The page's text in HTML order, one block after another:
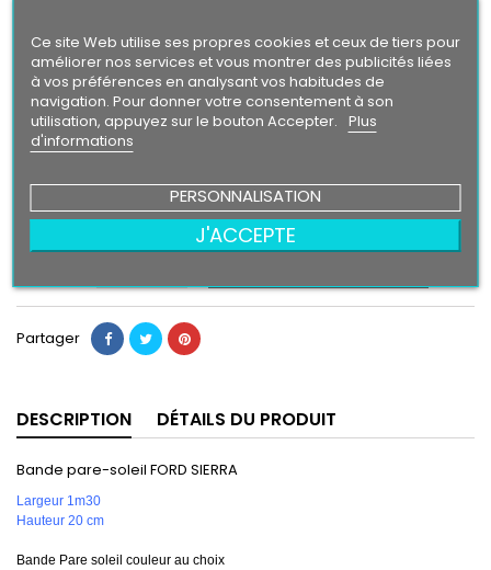
Texte/ Logo
Noir
Blanc RougeBleu Gris JauneVert Rose Gris
Argent
Bleu
Intense
OrangeViolet Gold
24,90 €
Partager
DESCRIPTION DÉTAILS DU PRODUIT
Bande pare-soleil FORD SIERRA
Largeur 1m30
Hauteur 20 cm
Bande Pare soleil couleur au choix
Ce site Web utilise ses propres cookies et ceux de tiers pour
améliorer nos services et vous montrer des publicités liées
à vos préférences en analysant vos habitudes de
navigation. Pour donner votre consentement à son
utilisation, appuyez sur le bouton Accepter. Plus
d'informations
PERSONNALISATION
J'ACCEPTE